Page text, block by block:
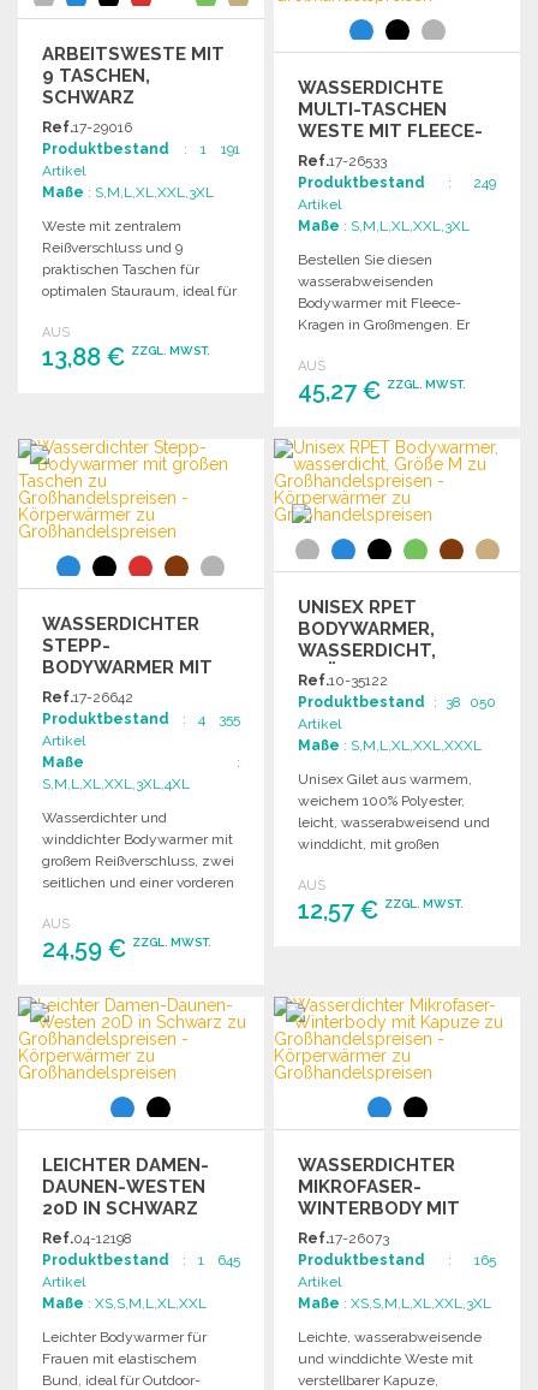
ARBEITSWESTE MIT
9 TASCHEN,
SCHWARZ
Ref.17-29016
Produktbestand : 1 191
Artikel
Maße : S,M,L,XL,XXL,3XL
Weste mit zentralem
Reißverschluss und 9
praktischen Taschen für
optimalen Stauraum, ideal für
AUS
13,88 € ZZGL. MWST.
Angebot anfordern
WASSERDICHTE
MULTI-TASCHEN
WESTE MIT FLEECE-
KRAGEN ZU
GROSSHANDELSPREISEN
Ref.17-26533
Produktbestand : 249
Artikel
Maße : S,M,L,XL,XXL,3XL
Bestellen Sie diesen
wasserabweisenden
Bodywarmer mit Fleece-
Kragen in Großmengen. Er
Außentaschen, 2
Innentaschen, einen
AUS
45,27 € ZZGL. MWST.
BESTELLEN
Angebot anfordern
WASSERDICHTER
STEPP-
BODYWARMER MIT
GROSSEN TASCHEN Z
U G
ROSSHANDELSPREISEN
Ref.17-26642
Produktbestand : 4 355
Artikel
Maße :
S,M,L,XL,XXL,3XL,4XL
Wasserdichter und
winddichter Bodywarmer mit
großem Reißverschluss, zwei
seitlichen und einer vorderen
einer inneren Tasche.
AUS
24,59 € ZZGL. MWST.
BESTELLEN
Angebot anfordern
UNISEX RPET
BODYWARMER,
WASSERDICHT,
GRÖSSE M
Ref.10-35122
Produktbestand : 38 050
Artikel
Maße : S,M,L,XL,XXL,XXXL
Unisex Gilet aus warmem,
weichem 100% Polyester,
leicht, wasserabweisend und
winddicht, mit großen
Reißverschlusstaschen.
AUS
12,57 € ZZGL. MWST.
Angebot anfordern
LEICHTER DAMEN-
DAUNEN-WESTEN
20D IN SCHWARZ
Ref.04-12198
Produktbestand : 1 645
Artikel
Maße : XS,S,M,L,XL,XXL
Leichter Bodywarmer für
Frauen mit elastischem
Bund, ideal für Outdoor-
WASSERDICHTER
MIKROFASER-
WINTERBODY MIT
KAPUZE
Ref.17-26073
Produktbestand : 165
Artikel
Maße : XS,S,M,L,XL,XXL,3XL
Leichte, wasserabweisende
und winddichte Weste mit
verstellbarer Kapuze,